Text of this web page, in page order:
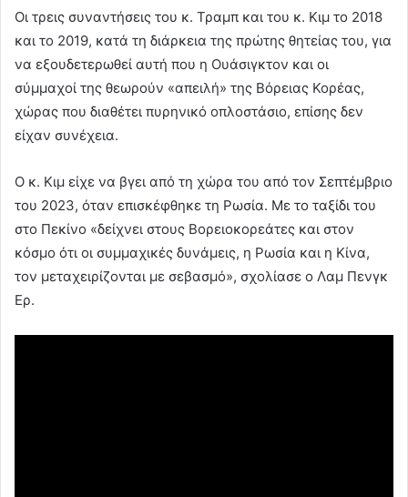
Οι τρεις συναντήσεις του κ. Τραμπ και του κ. Κιμ το 2018
και το 2019, κατά τη διάρκεια της πρώτης θητείας του, για
να εξουδετερωθεί αυτή που η Ουάσιγκτον και οι
σύμμαχοί της θεωρούν «απειλή» της Βόρειας Κορέας,
χώρας που διαθέτει πυρηνικό οπλοστάσιο, επίσης δεν
είχαν συνέχεια.
Ο κ. Κιμ είχε να βγει από τη χώρα του από τον Σεπτέμβριο
του 2023, όταν επισκέφθηκε τη Ρωσία. Με το ταξίδι του
στο Πεκίνο «δείχνει στους Βορειοκορεάτες και στον
κόσμο ότι οι συμμαχικές δυνάμεις, η Ρωσία και η Κίνα,
τον μεταχειρίζονται με σεβασμό», σχολίασε ο Λαμ Πενγκ
Ερ.